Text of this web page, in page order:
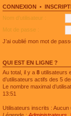
é
c
e
n
t
l
u
s
é
e
u
l
e
l
s
e
n
t
CONNEXION •
Nom d’utilisateur :
Mot de passe :
J’ai oublié mon mot de
QUI EST EN LIGNE ?
Au total, il y a 8 utilisateurs
d’utilisateurs actifs des 5
Le nombre maximal
13:51
Utilisateurs inscrits : Aucun